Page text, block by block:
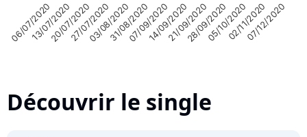
06/07/2020
13/07/2020
20/07/2020
27/07/2020
03/08/2020
31/08/2020
07/09/2020
14/09/2020
21/09/2020
28/09/2020
05/10/202002/11/2020
07/12/2020
Découvrir le single